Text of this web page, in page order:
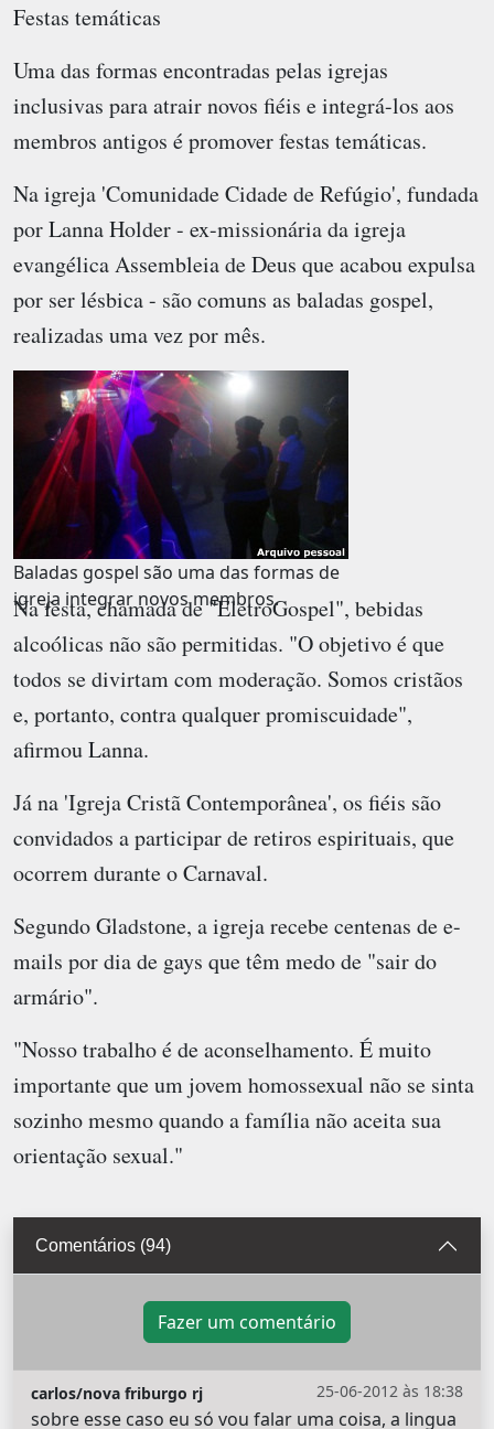
Festas temáticas
Uma das formas encontradas pelas igrejas
inclusivas para atrair novos fiéis e integrá-los aos
membros antigos é promover festas temáticas.
Na igreja 'Comunidade Cidade de Refúgio', fundada
por Lanna Holder - ex-missionária da igreja
evangélica Assembleia de Deus que acabou expulsa
por ser lésbica - são comuns as baladas gospel,
realizadas uma vez por mês.
Baladas gospel são uma das formas de
igreja integrar novos membros.
Na festa, chamada de "EletroGospel", bebidas
alcoólicas não são permitidas. "O objetivo é que
todos se divirtam com moderação. Somos cristãos
e, portanto, contra qualquer promiscuidade",
afirmou Lanna.
Já na 'Igreja Cristã Contemporânea', os fiéis são
convidados a participar de retiros espirituais, que
ocorrem durante o Carnaval.
Segundo Gladstone, a igreja recebe centenas de e-
mails por dia de gays que têm medo de "sair do
armário".
"Nosso trabalho é de aconselhamento. É muito
importante que um jovem homossexual não se sinta
sozinho mesmo quando a família não aceita sua
orientação sexual."
Comentários (94)
Fazer um comentário
25-06-2012 às 18:38
carlos/nova friburgo rj
sobre esse caso eu só vou falar uma coisa, a lingua